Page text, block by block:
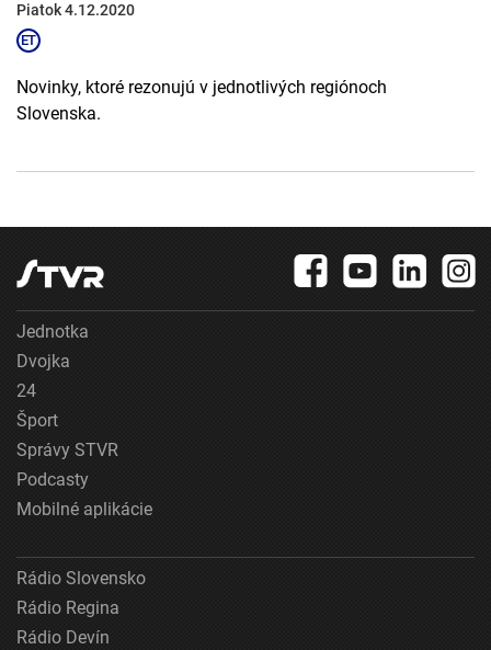
Piatok 4.12.2020
Novinky, ktoré rezonujú v jednotlivých regiónoch
Slovenska.
Jednotka
Dvojka
24
Šport
Správy STVR
Podcasty
Mobilné aplikácie
Rádio Slovensko
Rádio Regina
Rádio Devín